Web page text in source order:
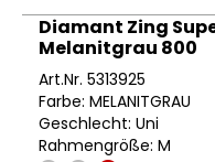
Diamant Zing
Melanitgrau 800
Art.Nr. 5313925
Farbe: MELANITGRAU
Geschlecht: Uni
Rahmengröße: M